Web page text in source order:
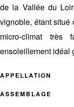
de la Vallée du
vignoble, étant situé
micro-climat
ensoleillement idéal
APPELLATION
ASSEMBLAGE